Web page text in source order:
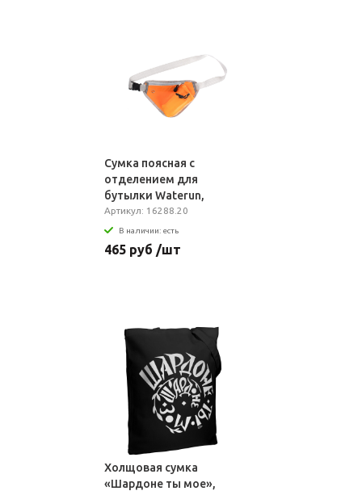
Сумка поясная с
отделением для
бутылки Waterun,
оранжевая
Артикул: 16288.20
В наличии: есть
465 руб /шт
Холщовая сумка
«Шардоне ты мое»,